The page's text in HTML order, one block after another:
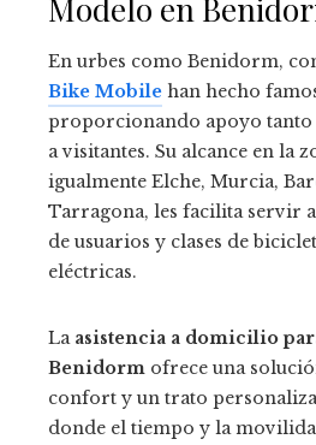
Modelo en
En urbes como Benidorm,
Bike Mobile han hecho
proporcionando apoyo tanto
a visitantes. Su alcance en la
igualmente Elche, Murcia,
Tarragona, les facilita servir
de usuarios y clases de
eléctricas.
La asistencia a domicilio
Benidorm ofrece una
confort y un trato
donde el tiempo y la